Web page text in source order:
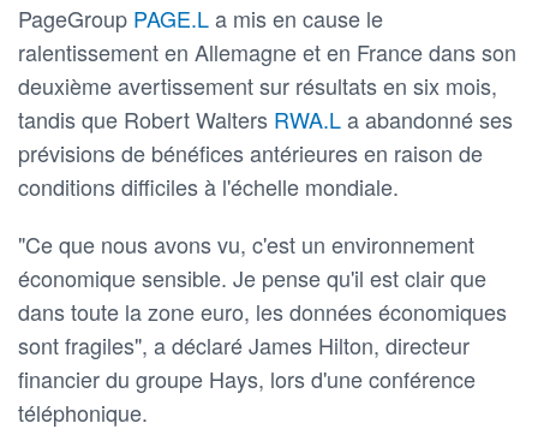
PageGroup PAGE.La mis en cause le
ralentissement en Allemagne et en France dans son
deuxième avertissement sur résultats en six mois,
tandis que Robert Walters RWA.La abandonné ses
prévisions de bénéfices antérieures en raison de
conditions difficiles à l'échelle mondiale.
"Ce que nous avons vu, c'est un environnement
économique sensible. Je pense qu'il est clair que
dans toute la zone euro, les données économiques
sont fragiles", a déclaré James Hilton, directeur
financier du groupe Hays, lors d'une conférence
téléphonique.